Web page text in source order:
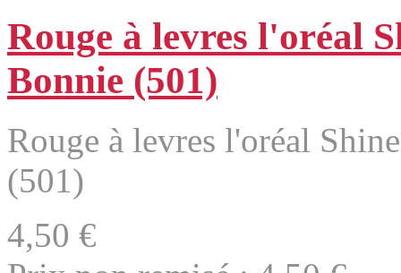
Rouge à levres l'oréal
Bonnie (501)
Rouge à levres l'oréal
(501)
4,50 €